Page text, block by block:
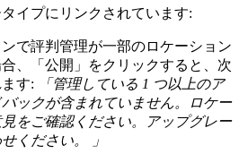
イプにリンクされています:
で評判管理が一部のロケーション
、「公開」をクリックすると、次
す:
「管理している 1 つ以上のア
ックが含まれていません。ロケー
をご確認ください。アップグレー
ください。
」